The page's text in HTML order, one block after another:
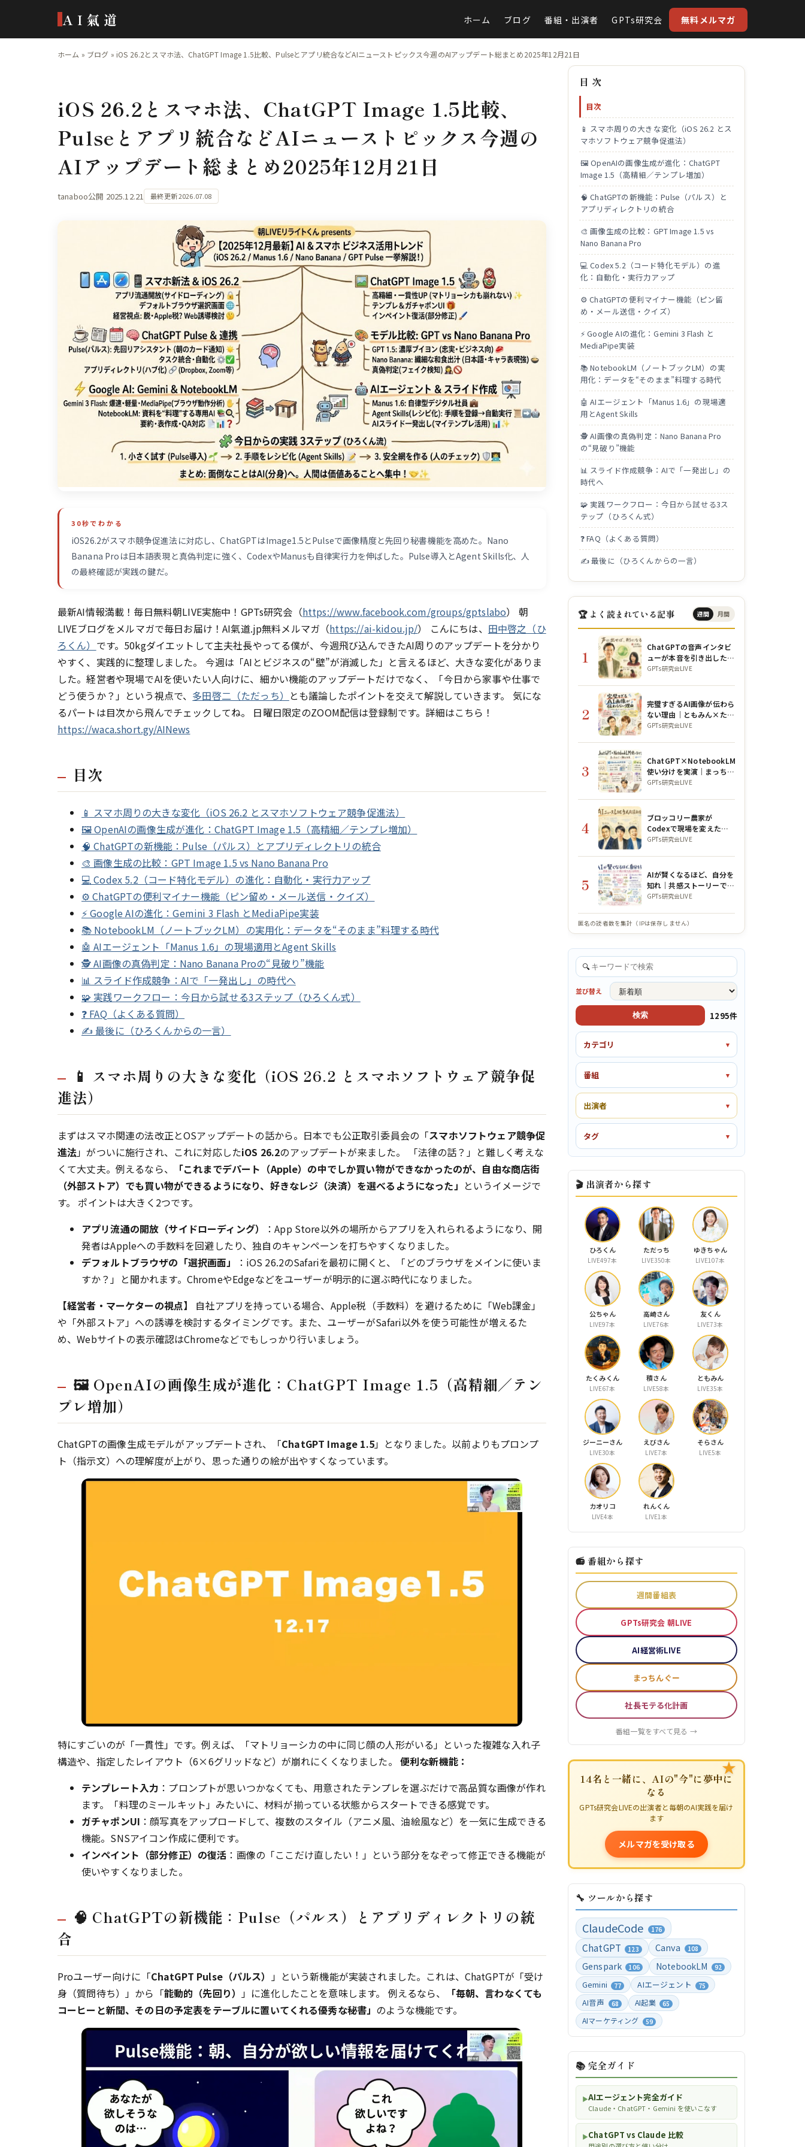
AI氣道 ホーム ブログ 番組・出演者 GPTs研究会 無料メルマガ
ホーム » ブログ » iOS 26.2とスマホ法、ChatGPT Image 1.5比較、Pulseとアプリ統合などAIニューストピックス今週のAIアップデート総まとめ2025年12月21日
iOS 26.2とスマホ法、ChatGPT Image 1.5比較、
Pulseとアプリ統合などAIニューストピックス今週の
AIアップデート総まとめ2025年12月21日
tanaboo公開 2025.12.21 最終更新 2026.07.08
30秒でわかる
iOS26.2がスマホ競争促進法に対応し、ChatGPTはImage1.5とPulseで画像精度と先回り秘書機能を高めた。Nano
Banana Proは日本語表現と真偽判定に強く、CodexやManusも自律実行力を伸ばした。Pulse導入とAgent Skills化、人
の最終確認が実践の鍵だ。
最新AI情報満載！毎日無料朝LIVE実施中！GPTs研究会（https://www.facebook.com/groups/gptslabo） 朝
LIVEブログをメルマガで毎日お届け！AI氣道.jp無料メルマガ（https://ai-kidou.jp/） こんにちは、 田中啓之（ひ
ろくん） です。50kgダイエットして主夫社長やってる僕が、今週飛び込んできたAI周りのアップデートを分かり
やすく、実践的に整理しました。 今週は「AIとビジネスの“壁”が消滅した」と言えるほど、大きな変化がありま
した。経営者や現場でAIを使いたい人向けに、細かい機能のアップデートだけでなく、「今日から家事や仕事で
どう使うか？」という視点で、 多田啓二（ただっち） とも議論したポイントを交えて解説していきます。 気にな
るパートは目次から飛んでチェックしてね。 日曜日限定のZOOM配信は登録制です。詳細はこちら！
https://waca.short.gy/AINews
目次
📱 スマホ周りの大きな変化（iOS 26.2 とスマホソフトウェア競争促進法）
🖼️ OpenAIの画像生成が進化：ChatGPT Image 1.5（高精細／テンプレ増加）
🧠 ChatGPTの新機能：Pulse（パルス）とアプリディレクトリの統合
🎨 画像生成の比較：GPT Image 1.5 vs Nano Banana Pro
💻 Codex 5.2（コード特化モデル）の進化：自動化・実行力アップ
⚙️ ChatGPTの便利マイナー機能（ピン留め・メール送信・クイズ）
⚡ Google AIの進化：Gemini 3 Flash とMediaPipe実装
📚 NotebookLM（ノートブックLM）の実用化：データを“そのまま”料理する時代
🤖 AIエージェント「Manus 1.6」の現場適用とAgent Skills
🕵️ AI画像の真偽判定：Nano Banana Proの“見破り”機能
📊 スライド作成競争：AIで「一発出し」の時代へ
🧩 実践ワークフロー：今日から試せる3ステップ（ひろくん式）
❓ FAQ（よくある質問）
✍️ 最後に（ひろくんからの一言）
📱 スマホ周りの大きな変化（iOS 26.2 とスマホソフトウェア競争促
進法）
まずはスマホ関連の法改正とOSアップデートの話から。日本でも公正取引委員会の「スマホソフトウェア競争促
進法」がついに施行され、これに対応したiOS 26.2のアップデートが来ました。 「法律の話？」と難しく考えな
くて大丈夫。例えるなら、
「これまでデパート（Apple）の中でしか買い物ができなかったのが、自由な商店街
（外部ストア）でも買い物ができるようになり、好きなレジ（決済）を選べるようになった」 というイメージで
す。 ポイントは大きく2つです。
アプリ流通の開放（サイドローディング）
：App Store以外の場所からアプリを入れられるようになり、開
発者はAppleへの手数料を回避したり、独自のキャンペーンを打ちやすくなりました。
デフォルトブラウザの「選択画面」
：iOS 26.2のSafariを最初に開くと、「どのブラウザをメインに使いま
すか？」と聞かれます。ChromeやEdgeなどをユーザーが明示的に選ぶ時代になりました。
【経営者・マーケターの視点】
自社アプリを持っている場合、Apple税（手数料）を避けるために「Web課金」
や「外部ストア」への誘導を検討するタイミングです。また、ユーザーがSafari以外を使う可能性が増えるた
め、Webサイトの表示確認はChromeなどでもしっかり行いましょう。
🖼️ OpenAIの画像生成が進化：ChatGPT Image 1.5（高精細／テン
プレ増加）
ChatGPTの画像生成モデルがアップデートされ、「ChatGPT Image 1.5」となりました。以前よりもプロンプ
ト（指示文）への理解度が上がり、思った通りの絵が出やすくなっています。
特にすごいのが「一貫性」です。例えば、「マトリョーシカの中に同じ顔の人形がいる」といった複雑な入れ子
構造や、指定したレイアウト（6×6グリッドなど）が崩れにくくなりました。 便利な新機能：
テンプレート入力 ：プロンプトが思いつかなくても、用意されたテンプレを選ぶだけで高品質な画像が作れ
ます。「料理のミールキット」みたいに、材料が揃っている状態からスタートできる感覚です。
ガチャポンUI ：顔写真をアップロードして、複数のスタイル（アニメ風、油絵風など）を一気に生成できる
機能。SNSアイコン作成に便利です。
インペイント（部分修正）の復活 ：画像の「ここだけ直したい！」という部分をなぞって修正できる機能が
使いやすくなりました。
🧠 ChatGPTの新機能：Pulse（パルス）とアプリディレクトリの統
合
Proユーザー向けに「ChatGPT Pulse（パルス） 」という新機能が実装されました。これは、ChatGPTが「受け
身（質問待ち）」から「能動的（先回り） 」に進化したことを意味します。 例えるなら、
「毎朝、言わなくても
コーヒーと新聞、その日の予定表をテーブルに置いてくれる優秀な秘書」 のような機能です。
目 次
目次
📱 スマホ周りの大きな変化（iOS 26.2 とス
マホソフトウェア競争促進法）
🖼️ OpenAIの画像生成が進化：ChatGPT
Image 1.5（高精細／テンプレ増加）
🧠 ChatGPTの新機能：Pulse（パルス）と
アプリディレクトリの統合
🎨 画像生成の比較：GPT Image 1.5 vs
Nano Banana Pro
💻 Codex 5.2（コード特化モデル）の進
化：自動化・実行力アップ
⚙️ ChatGPTの便利マイナー機能（ピン留
め・メール送信・クイズ）
⚡ Google AIの進化：Gemini 3 Flash と
MediaPipe実装
📚 NotebookLM（ノートブックLM）の実
用化：データを“そのまま”料理する時代
🤖 AIエージェント「Manus 1.6」の現場適
用とAgent Skills
🕵️ AI画像の真偽判定：Nano Banana Pro
の“見破り”機能
📊 スライド作成競争：AIで「一発出し」の
時代へ
🧩 実践ワークフロー：今日から試せる3ス
テップ（ひろくん式）
❓ FAQ（よくある質問）
✍️ 最後に（ひろくんからの一言）
🏆 よく読まれている記事 週間 月間
1
ChatGPTの音声インタビ
ューが本音を引き出した話
｜GPTs研究会朝LIVE
GPTs研究会LIVE
2
完璧すぎるAI画像が伝わら
ない理由｜ともみん×ただ
っちのAIデザイン実演
GPTs研究会LIVE
3
ChatGPT×NotebookLM
使い分けを実演｜まっちん
ぐー朝LIVE
GPTs研究会LIVE
4
ブロッコリー農家が
Codexで現場を変えた話
｜GPTs研究会×WACAコ
GPTs研究会LIVE
5
AIが賢くなるほど、自分を
知れ｜共感ストーリーで魂
を宿すAI活用術【公ちゃん
GPTs研究会LIVE
匿名の読者数を集計（IPは保存しません）
🔍
並び替え
検索 1295件
カテゴリ
番組
出演者
タグ
🎬 出演者から探す
ひろくん
LIVE497本
ただっち
LIVE350本
ゆきちゃん
LIVE107本
公ちゃん
LIVE97本
高崎さん
LIVE76本
友くん
LIVE73本
たくみくん
LIVE67本
積さん
LIVE58本
ともみん
LIVE35本
ジーニーさん
LIVE30本
えびさん
LIVE7本
そらさん
LIVE5本
カオリコ
LIVE4本
れんくん
LIVE1本
📻 番組から探す
週間番組表
GPTs研究会 朝LIVE
AI経営術LIVE
まっちんぐー
社長モテる化計画
番組一覧をすべて見る →
★
14名と一緒に、AIの"今"に夢中に
なる
GPTs研究会LIVEの出演者と毎朝のAI実践を届け
ます
メルマガを受け取る
🔧 ツールから探す
ClaudeCode 176
ChatGPT 123 Canva 108
Genspark 106 NotebookLM 92
Gemini 77 AIエージェント 75
AI音声 68 AI起業 65
AIマーケティング 59
📚 完全ガイド
▶AIエージェント完全ガイド
Claude・ChatGPT・Gemini を使いこなす
▶ChatGPT vs Claude 比較